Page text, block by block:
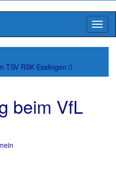
TSV RSK Esslingen
beim VfL